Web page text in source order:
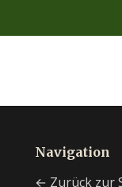
Navigation
← Zurück zur